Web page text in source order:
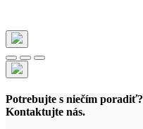
Potrebujte s niečím poradiť?
Kontaktujte nás.